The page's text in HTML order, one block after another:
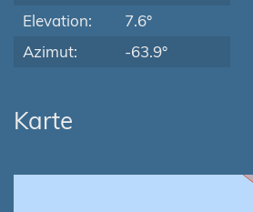
Elevation:
7.6°
Azimut:
-63.9°
Karte